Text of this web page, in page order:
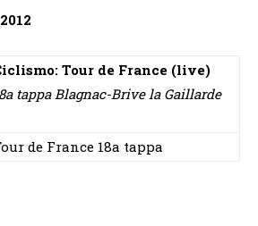
Tour de France (live)
tappa Blagnac-Brive la Gaillarde
de France 18a tappa